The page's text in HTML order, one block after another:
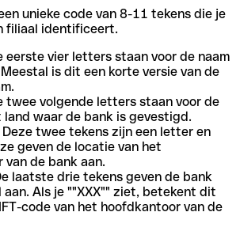
unieke code van 8-11 tekens die je
filiaal identificeert.
eerste vier letters staan voor de naam
is dit een korte versie van de
twee volgende letters staan voor de
land waar de bank is gevestigd.
Deze twee tekens zijn een letter en
geven de locatie van het
van de bank aan.
laatste drie tekens geven de bank
Als je ""XXX"" ziet, betekent dit
code van het hoofdkantoor van de